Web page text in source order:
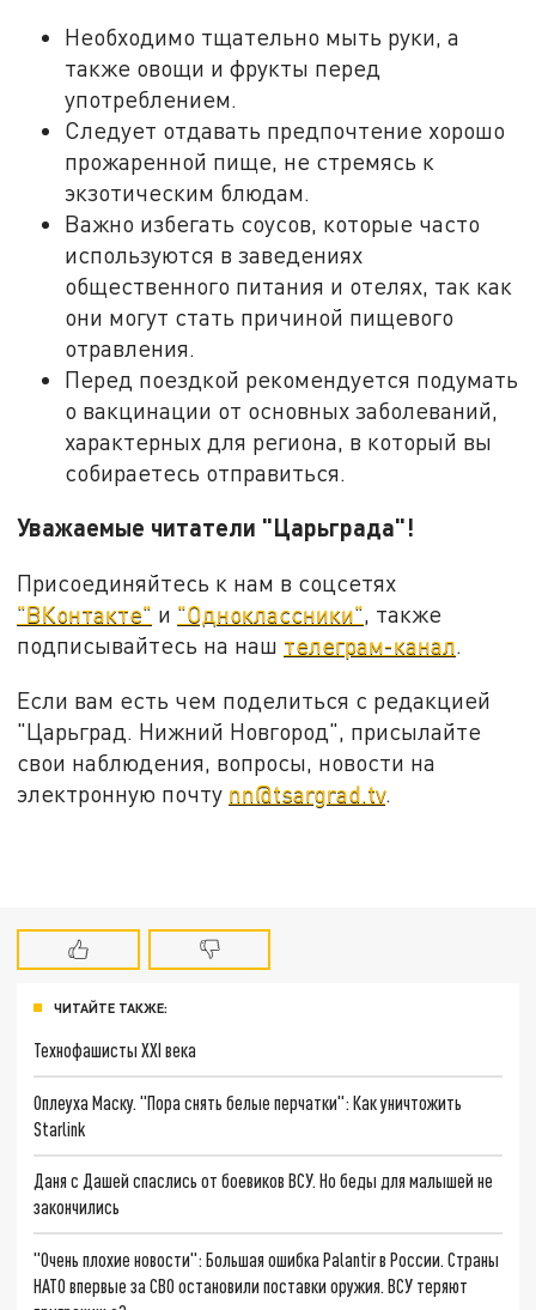
Необходимо тщательно мыть руки, а
также овощи и фрукты перед
употреблением.
Следует отдавать предпочтение хорошо
прожаренной пище, не стремясь к
экзотическим блюдам.
Важно избегать соусов, которые часто
используются в заведениях
общественного питания и отелях, так как
они могут стать причиной пищевого
отравления.
Перед поездкой рекомендуется подумать
о вакцинации от основных заболеваний,
характерных для региона, в который вы
собираетесь отправиться.
Уважаемые читатели "Царьграда"!
Присоединяйтесь к нам в соцсетях
"ВКонтакте" и "Одноклассники", также
подписывайтесь на наш телеграм-канал.
Если вам есть чем поделиться с редакцией
"Царьград. Нижний Новгород", присылайте
свои наблюдения, вопросы, новости на
электронную почту nn@tsargrad.tv.
ЧИТАЙТЕ ТАКЖЕ:
Технофашисты XXI века
Оплеуха Маску. "Пора снять белые перчатки": Как уничтожить
Starlink
Даня с Дашей спаслись от боевиков ВСУ. Но беды для малышей не
закончились
"Очень плохие новости": Большая ошибка Palantir в России. Страны
НАТО впервые за СВО остановили поставки оружия. ВСУ теряют